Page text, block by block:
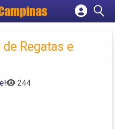
empresa
conta
Regatas e
244